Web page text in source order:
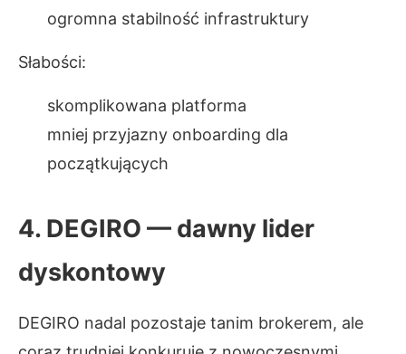
ogromna stabilność infrastruktury
Słabości:
skomplikowana platforma
mniej przyjazny onboarding dla
początkujących
4. DEGIRO — dawny lider
dyskontowy
DEGIRO nadal pozostaje tanim brokerem, ale